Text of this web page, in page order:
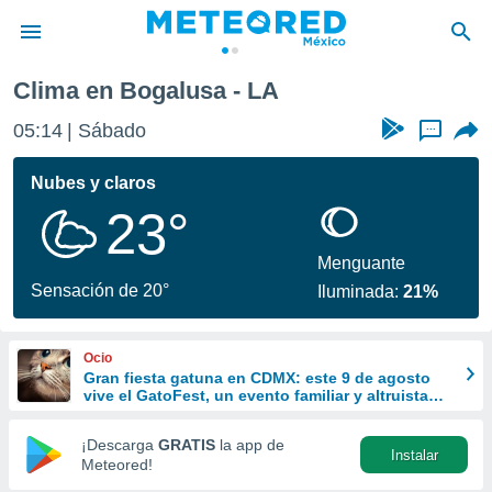
de
ha sido
calidad.
a este
las
y
forma
digital
basada
Clima en Bogalusa - LA
05:14 Sábado ...
Nubes y claros
23°
Sensación de 20°
Menguante
Iluminada:21%
Ocio
Gran fiesta gatuna en CDMX: este 9 de agosto
vive el GatoFest, un evento familiar y altruista
¡Descarga GRATIS la app de
Meteored!
Instalar